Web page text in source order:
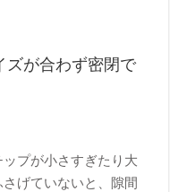
ズが合わず密閉で
プが小さすぎたり大
げていないと、隙間